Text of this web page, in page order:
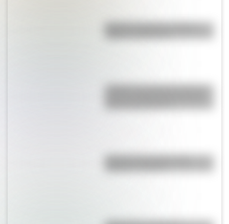
Bandera de Bolivia: historia,
¿Sabías que Argentina tuvo la
Bandera de Ecuador para